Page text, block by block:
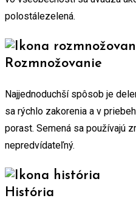
polostálezelená.
Rozmnožovanie
Najjednoduchší spôsob je
sa rýchlo zakorenia a v
porast. Semená sa používajú
nepredvídateľný.
História